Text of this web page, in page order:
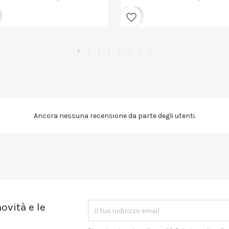
favorite_border
Ancora nessuna recensione da parte degli utenti.
e le